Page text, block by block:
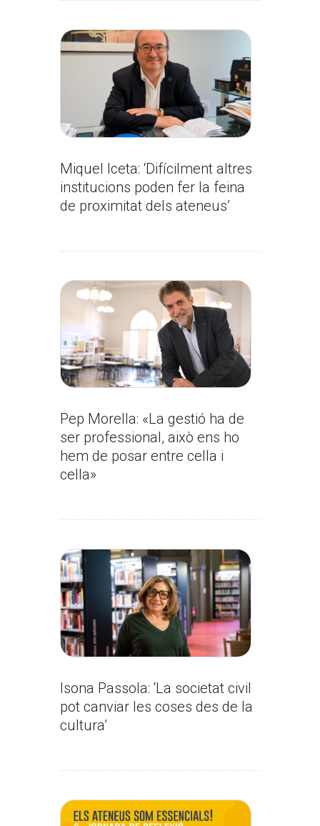
Miquel Iceta: ‘Difícilment altres
institucions poden fer la feina
de proximitat dels ateneus’
Pep Morella: «La gestió ha de
ser professional, això ens ho
hem de posar entre cella i
cella»
Isona Passola: ‘La societat civil
pot canviar les coses des de la
cultura’